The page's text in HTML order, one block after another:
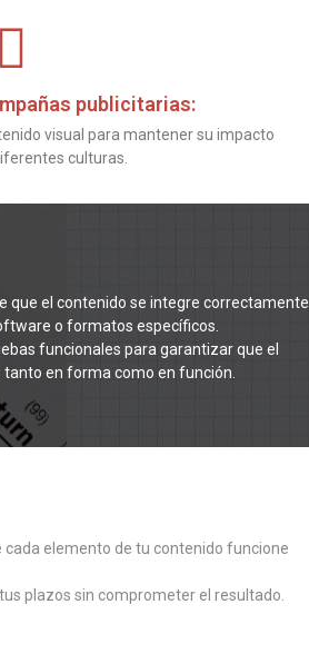
publicitarias:
visual para mantener su impacto
culturas.
que el contenido se integre correctamente
o formatos específicos.
funcionales para garantizar que el
en forma como en función.
cada elemento de tu contenido funcione
plazos sin comprometer el resultado.